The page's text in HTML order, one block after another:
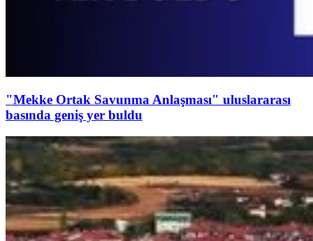
"Mekke Ortak Savunma Anlaşması" uluslararası
basında geniş yer buldu